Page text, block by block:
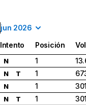
jun 2026
Intento Posición
N 1
N T 1
N 1
N T 1